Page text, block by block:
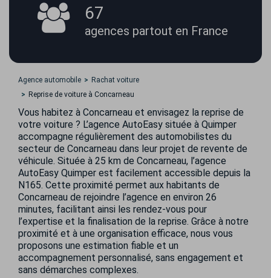
67
agences partout en France
Agence automobile
Rachat voiture
Reprise de voiture à Concarneau
Vous habitez à Concarneau et envisagez la reprise de
votre voiture ? L’agence AutoEasy située à Quimper
accompagne régulièrement des automobilistes du
secteur de Concarneau dans leur projet de revente de
véhicule. Située à 25 km de Concarneau, l’agence
AutoEasy Quimper est facilement accessible depuis la
N165. Cette proximité permet aux habitants de
Concarneau de rejoindre l’agence en environ 26
minutes, facilitant ainsi les rendez-vous pour
l’expertise et la finalisation de la reprise. Grâce à notre
proximité et à une organisation efficace, nous vous
proposons une estimation fiable et un
accompagnement personnalisé, sans engagement et
sans démarches complexes.